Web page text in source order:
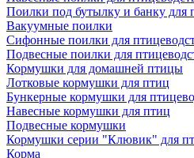
Поилки под бутылку и банку для
Вакуумные поилки
Сифонные поилки для
Подвесные поилки для
Кормушки для домашней птицы
Лотковые кормушки для птиц
Бункерные кормушки для
Навесные кормушки для птиц
Подвесные кормушки
Кормушки серии "Клювик" для
Корма